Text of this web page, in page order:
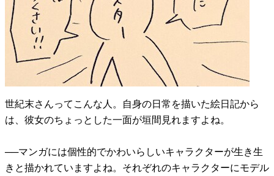
世紀末さんってこんな人。自身の日常を描いた絵日記から
は、彼女のちょっとした一面が垣間見れますよね。
──マンガには個性的でかわいらしいキャラクターが生き生
きと描かれていますよね。それぞれのキャラクターにモデル